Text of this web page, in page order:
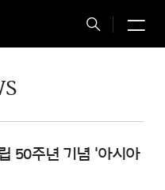
Total
50주년 기념 '아시아